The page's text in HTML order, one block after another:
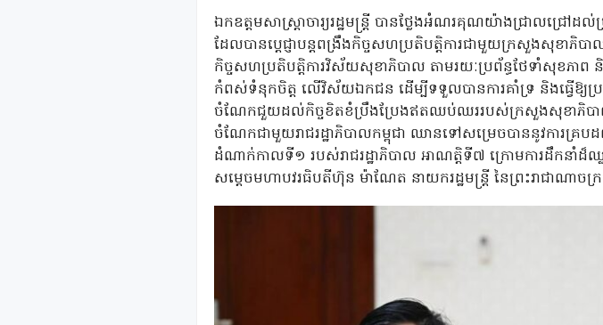
ឯកឧត្តមសាស្ត្រាចារ្យរដ្ឋមន្ត្រី បានថ្លែងអំណរគុណយ៉ាងជ្រាលជ្រៅដ
ដែលបានប្តេជ្ញាបន្តពង្រឹងកិច្ចសហប្រតិបត្តិការជាមួយក្រសួងសុខាភិប
កិច្ចសហប្រតិបត្តិការវិស័យសុខាភិបាល តាមរយៈប្រព័ន្ធថែទាំសុខភាព
កំពស់ទំនុកចិត្ត លើវិស័យឯកជន ដើម្បីទទួលបានការគាំទ្រ និងធ្វើឱ្យ
ចំណែកជួយដល់កិច្ចខិតខំប្រឹងប្រែងឥតឈប់ឈររបស់ក្រសួងសុខាភិបាល
ចំណែកជាមួយរាជរដ្ឋាភិបាលកម្ពុជា ឈានទៅសម្រេចបាននូវការគ្
ដំណាក់កាលទី១ របស់រាជរដ្ឋាភិបាល អាណត្តិទី៧ ក្រោមការដឹកនាំ
សម្តេចមហាបវរធិបតីហ៊ុន ម៉ាណែត នាយករដ្ឋមន្ត្រី នៃព្រះរាជាណាចក្រ